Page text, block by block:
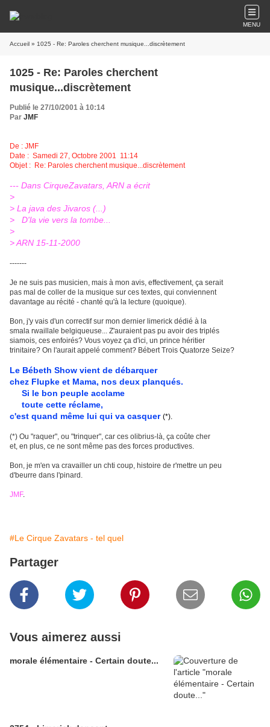
MENU
Accueil » 1025 - Re: Paroles cherchent musique...discrètement
1025 - Re: Paroles cherchent
musique...discrètement
Publié le 27/10/2001 à 10:14
Par JMF
De : JMF
Date : Samedi 27, Octobre 2001 11:14
Objet : Re: Paroles cherchent musique...discrètement
--- Dans CirqueZavatars, ARN a écrit
>
> La java des Jivaros (...)
> D'la vie vers la tombe...
>
> ARN 15-11-2000
-------
Je ne suis pas musicien, mais à mon avis, effectivement, ça serait
pas mal de coller de la musique sur ces textes, qui conviennent
davantage au récité - chanté qu'à la lecture (quoique).
Bon, j'y vais d'un correctif sur mon dernier limerick dédié à la
smala rwaillale belgiqueuse... Z'auraient pas pu avoir des triplés
siamois, ces enfoirés? Vous voyez ça d'ici, un prince héritier
trinitaire? On l'aurait appelé comment? Bébert Trois Quatorze Seize?
Le Bébeth Show vient de débarquer
chez Flupke et Mama, nos deux planqués.
Si le bon peuple acclame
toute cette réclame,
c'est quand même lui qui va casquer (*).
(*) Ou "raquer", ou "trinquer", car ces olibrius-là, ça coûte cher
et, en plus, ce ne sont même pas des forces productives.
Bon, je m'en va cravailler un chti coup, histoire de r'mettre un peu
d'beurre dans l'pinard.
JMF.
#Le Cirque Zavatars - tel quel
Partager
Vous aimerez aussi
morale élémentaire - Certain doute...